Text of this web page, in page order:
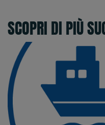
SCOPRI DI PIÙ